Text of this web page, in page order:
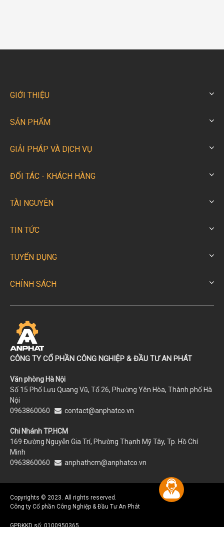
GIỚI THIỆU
SẢN PHẨM
GIẢI PHÁP VÀ DỊCH VỤ
ĐỐI TÁC - KHÁCH HÀNG
TÀI NGUYÊN
TIN TỨC
TUYỂN DỤNG
CHÍNH SÁCH
CÔNG TY CỔ PHẦN CÔNG NGHIỆP & ĐẦU TƯ AN PHÁT
Văn phòng Hà Nội
Số 15 Phố Lưu Quang Vũ, Tổ 26, Phường Yên Hòa, Thành phố Hà
Nội
0963860060
contact@anphatco.vn
Chi Nhánh TP.HCM
169 Đường Nguyễn Gia Trí, Phường Thạnh Mỹ Tây, Tp. Hồ Chí
Minh
0963860060
anphathcm@anphatco.vn
Copyrights © 2023. All rights reserved.
Công ty Cổ phần Công Nghiệp & Đầu Tư An Phát
GPĐKKD số: 0100950365